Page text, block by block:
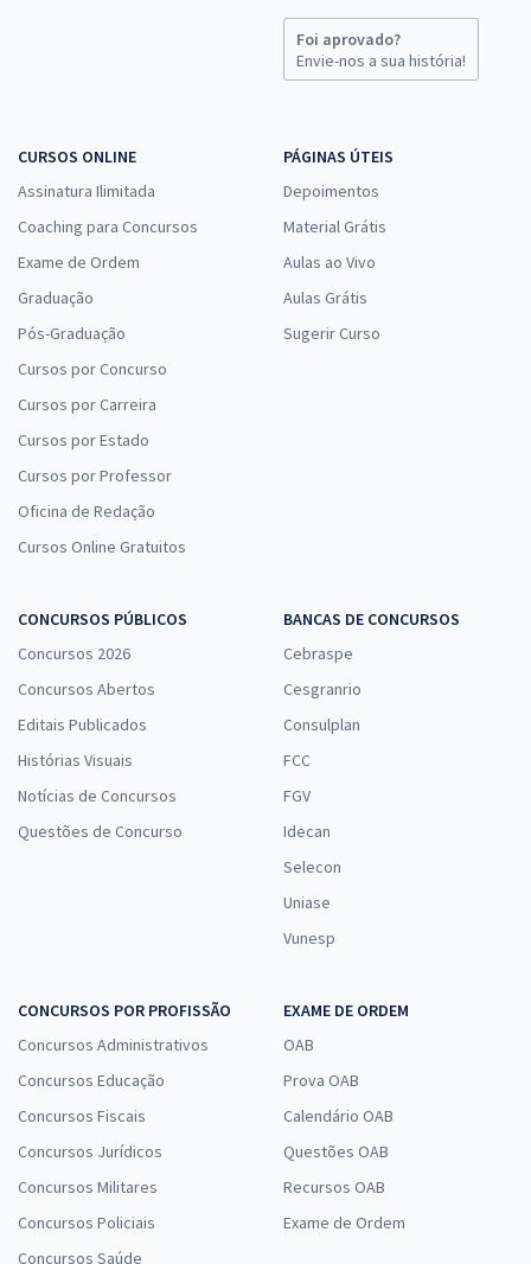
Foi aprovado?
Envie-nos a sua história!
CURSOS ONLINE
Assinatura Ilimitada
Coaching para Concursos
Exame de Ordem
Graduação
Pós-Graduação
Cursos por Concurso
Cursos por Carreira
Cursos por Estado
Cursos por Professor
Oficina de Redação
Cursos Online Gratuitos
PÁGINAS ÚTEIS
Depoimentos
Material Grátis
Aulas ao Vivo
Aulas Grátis
Sugerir Curso
CONCURSOS PÚBLICOS
Concursos 2026
Concursos Abertos
Editais Publicados
Histórias Visuais
Notícias de Concursos
Questões de Concurso
BANCAS DE CONCURSOS
Cebraspe
Cesgranrio
Consulplan
FCC
FGV
Idecan
Selecon
Uniase
Vunesp
CONCURSOS POR PROFISSÃO
Concursos Administrativos
Concursos Educação
Concursos Fiscais
Concursos Jurídicos
Concursos Militares
Concursos Policiais
Concursos Saúde
EXAME DE ORDEM
OAB
Prova OAB
Calendário OAB
Questões OAB
Recursos OAB
Exame de Ordem